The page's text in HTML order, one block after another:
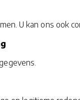
U kan ons ook